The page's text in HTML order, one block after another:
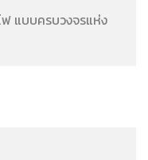
ฟ แบบครบวงจรแห่ง